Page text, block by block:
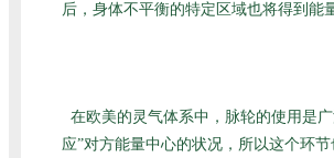
后，身体不平衡的特定区域也将得到能
在欧美的灵气体系中，脉轮的使用是
应”对方能量中心的状况，所以这个环